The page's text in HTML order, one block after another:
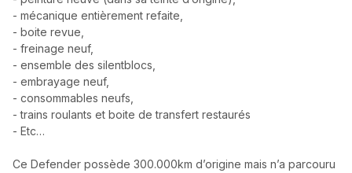
- mécanique entièrement refaite,
- boite revue,
- freinage neuf,
- ensemble des silentblocs,
- embrayage neuf,
- consommables neufs,
- trains roulants et boite de transfert restaurés
- Etc…
Ce Defender possède 300.000km d’origine mais n’a parcouru